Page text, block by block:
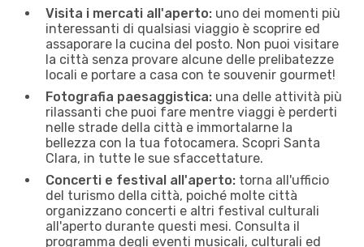
Visita i mercati all'aperto: uno dei momenti più
interessanti di qualsiasi viaggio è scoprire ed
assaporare la cucina del posto. Non puoi visitare
la città senza provare alcune delle prelibatezze
locali e portare a casa con te souvenir gourmet!
Fotografia paesaggistica: una delle attività più
rilassanti che puoi fare mentre viaggi è perderti
nelle strade della città e immortalarne la
bellezza con la tua fotocamera. Scopri Santa
Clara, in tutte le sue sfaccettature.
Concerti e festival all'aperto: torna all'ufficio
del turismo della città, poiché molte città
organizzano concerti e altri festival culturali
all'aperto durante questi mesi. Consulta il
programma degli eventi musicali, culturali ed